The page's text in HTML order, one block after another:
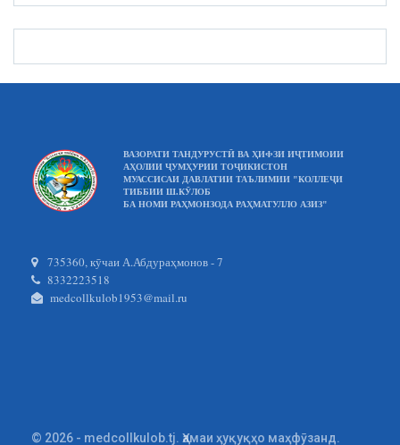
ВАЗОРАТИ ТАНДУРУСТӢ ВА ҲИФЗИ ИҶТИМОИИ
АҲОЛИИ ҶУМҲУРИИ ТОҶИКИСТОН
МУАССИСАИ ДАВЛАТИИ ТАЪЛИМИИ "КОЛЛЕҶИ
ТИББИИ Ш.КӮЛОБ
БА НОМИ РАҲМОНЗОДА РАҲМАТУЛЛО АЗИЗ"
735360, кӯчаи А.Абдураҳмонов - 7
8332223518
medcollkulob1953@mail.ru
© 2026 - medcollkulob.tj. Ҳамаи ҳуқуқҳо маҳфӯзанд.